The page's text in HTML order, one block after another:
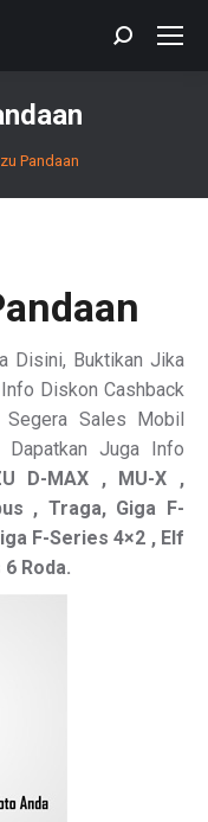
Search:
Pandaan
Disini, Buktikan Jika
Diskon Cashback
Sales Mobil
Dapatkan Juga Info
D-MAX , MU-X ,
, Traga, Giga F-
F-Series 4×2 , Elf
Roda.